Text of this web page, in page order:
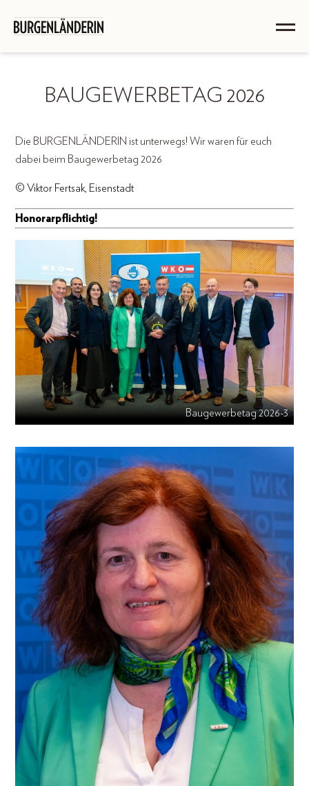
BAUGEWERBETAG 2026
Die BURGENLÄNDERIN ist unterwegs! Wir waren für euch
dabei beim Baugewerbetag 2026
© Viktor Fertsak, Eisenstadt
Honorarpflichtig!
Baugewerbetag 2026-3